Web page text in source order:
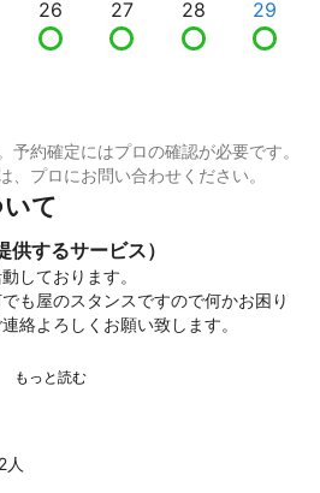
26 27 28 29
約確定にはプロの確認が必要です。
プロにお問い合わせください。
て
するサービス）
しております。
も屋のスタンスですので何かお困り
絡よろしくお願い致します。
2人